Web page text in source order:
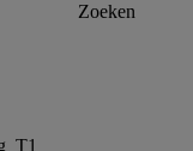
Zoeken